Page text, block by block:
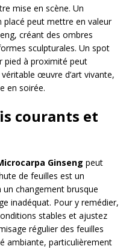
mise en scène. Un
placé peut mettre en valeur
créant des ombres
sculpturales. Un spot
pied à proximité peut
œuvre d’art vivante,
en soirée.
courants et
Ginseng peut
de feuilles est un
changement brusque
inadéquat. Pour y remédier,
stables et ajustez
régulier des feuilles
ambiante, particulièrement